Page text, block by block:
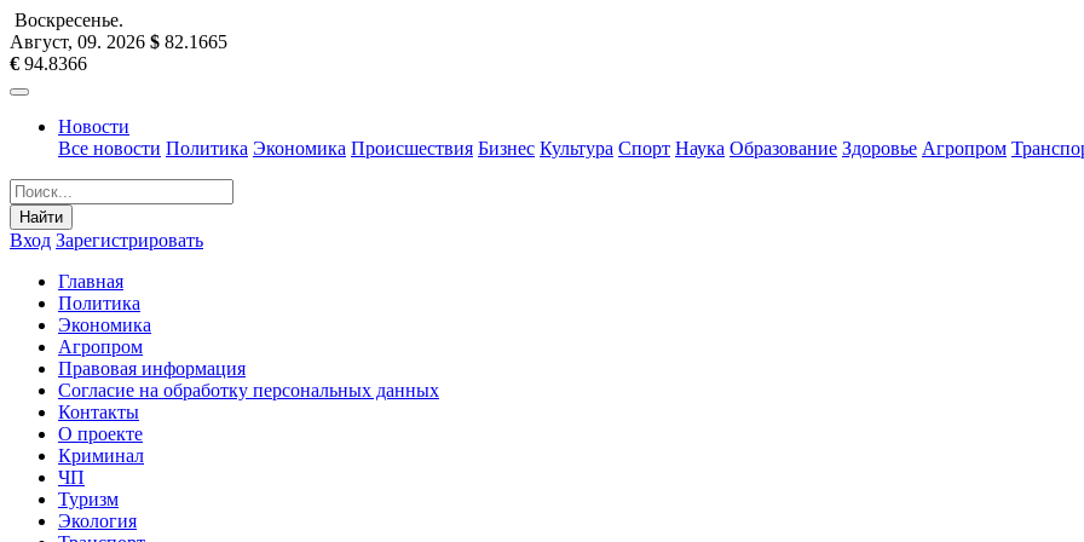
Воскресенье.
Август, 09. 2026 $ 82.1665
€ 94.8366
Новости
Все новости Политика Экономика Происшествия Бизнес Культура Спорт Наука Образование Здоровье Агропром
Найти
Вход Зарегистрировать
Главная
Политика
Экономика
Агропром
Правовая информация
Согласие на обработку персональных данных
Контакты
О проекте
Криминал
ЧП
Туризм
Экология